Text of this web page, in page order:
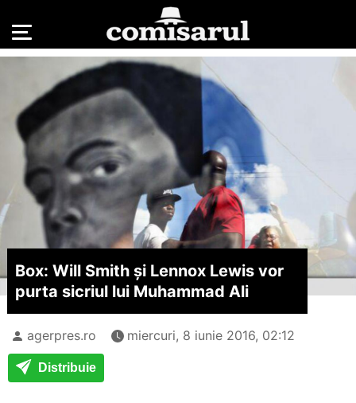
Box: Will Smith și Lennox Lewis vor
purta sicriul lui Muhammad Ali
agerpres.ro miercuri, 8 iunie 2016, 02:12
Distribuie